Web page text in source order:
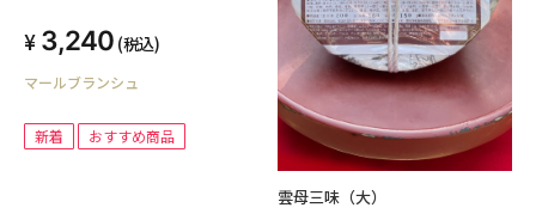
3,240 (税込)
マールブランシュ
新着 おすすめ商品
雲母三味（大）